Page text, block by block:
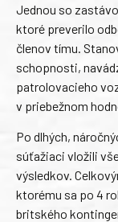
Jednou so
ktoré preverilo
členov tímu.
schopnosti,
patrolovacieho
v priebežnom
Po dlhých,
súťažiaci vložili
výsledkov.
ktorému sa po 4
britského